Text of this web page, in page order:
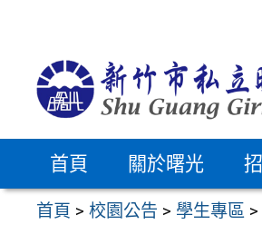
首頁 關於曙光
首頁 >校園公告 > 學生專區 >